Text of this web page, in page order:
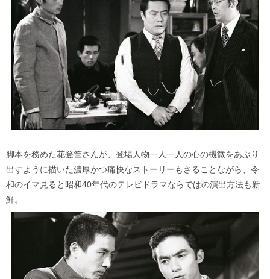
脚本を務めた花登筐さんが、登場人物一人一人の心の機微をあぶり
出すように描いた濃厚かつ痛快なストーリーもさることながら、令
和のイマ見ると昭和40年代のテレビドラマならではの演出方法も新
鮮。